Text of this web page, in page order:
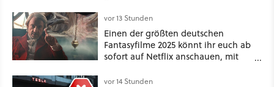
vor 13 Stunden
Einen der größten deutschen
Fantasyfilme 2025 könnt ihr euch ab
sofort auf Netflix anschauen, mit
vor 14 Stunden